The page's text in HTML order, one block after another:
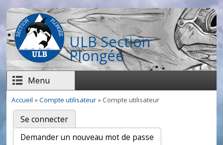
Aller au contenu principal
ULB Section
Plongée
Menu
Vous êtes ici
Accueil »Compte utilisateur » Compte utilisateur
Onglets principaux
Se connecter
Demander un nouveau mot de passe